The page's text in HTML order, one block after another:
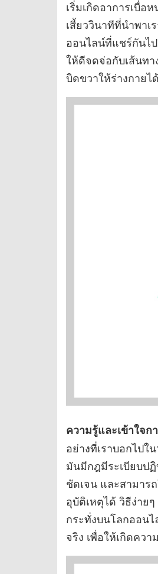
เริ่มเกิดอาการเบื่
เสี้ยววินาทีที่นำพาเ
ออนไลน์ที่แชร์กันไ
ให้ดีจดจ่อกับเส้นท
บิดขวาให้ร่างกายไ
ความรู้และเข้าใจก
อย่างที่เราบอกไป
มันมีกฎมีระเบียบปฏิ
ชัดเจน และสามาร
อุบัติเหตุได้ วิธีง่าย
กระทั่งบนโลกออน
จริง เพื่อให้เกิดคว